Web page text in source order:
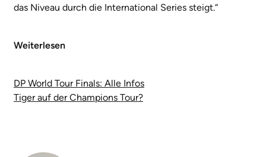
das Niveau durch die International Series steigt.“
Weiterlesen
DP World Tour Finals: Alle Infos
Tiger auf der Champions Tour?